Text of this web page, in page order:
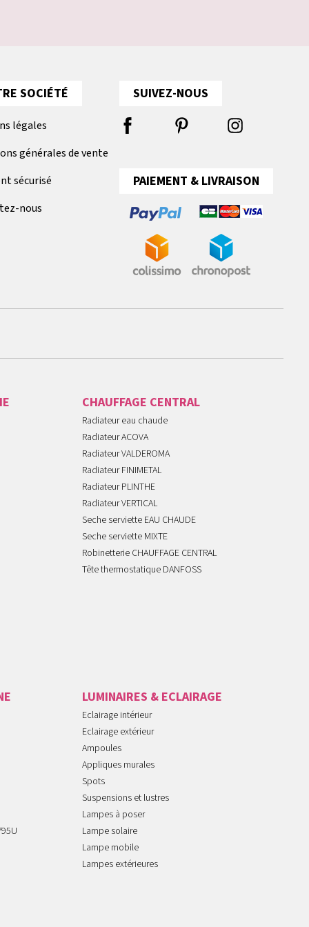
SOCIÉTÉ
légales
générales de vente
sécurisé
nous
SUIVEZ-NOUS
PAIEMENT & LIVRAISON
CHAUFFAGE CENTRAL
Radiateur eau chaude
Radiateur ACOVA
Radiateur VALDEROMA
Radiateur FINIMETAL
Radiateur PLINTHE
Radiateur VERTICAL
Seche serviette EAU CHAUDE
Seche serviette MIXTE
Robinetterie CHAUFFAGE CENTRAL
Tête thermostatique DANFOSS
LUMINAIRES & ECLAIRAGE
Eclairage intérieur
Eclairage extérieur
Ampoules
Appliques murales
Spots
Suspensions et lustres
Lampes à poser
Lampe solaire
Lampe mobile
Lampes extérieures